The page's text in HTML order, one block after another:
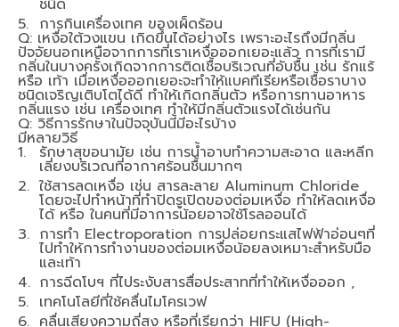
ชนิด
การกินเครื่องเทศ ของเผ็ดร้อน
Q: เหงื่อใต้วงแขน เกิดขึ้นได้อย่างไร เพราะอะไรถึงมีกลิ่น
ปัจจัยนอกเหนือจากการที่เราเหงื่อออกเยอะแล้ว การที่เรามี
กลิ่นในบางครั้งเกิดจากการติดเชื้อบริเวณที่อับชื้น เช่น รักแร้
หรือ เท้า เมื่อเหงื่อออกเยอะจะทำให้แบคทีเรียหรือเชื้อราบาง
ชนิดเจริญเติบโตได้ดี ทำให้เกิดกลิ่นตัว หรือการทานอาหาร
กลิ่นแรง เช่น เครื่องเทศ ทำให้มีกลิ่นตัวแรงได้เช่นกัน
Q: วิธีการรักษาในปัจจุบันนี้มีอะไรบ้าง
มีหลายวิธี
รักษาสุขอนามัย เช่น การน้ำอาบทำความสะอาด และหลีก
เลี่ยงบริเวณที่อากาศร้อนชื้นมากๆ
ใช้สารลดเหงื่อ เช่น สารละลาย Aluminum Chloride
โดยจะไปทำหน้าที่ทำปิดรูเปิดของต่อมเหงื่อ ทำให้ลดเหงื่อ
ได้ หรือ ในคนที่มีอาการน้อยอาจใช้โรลออนได้
การทำ Electroporation การปล่อยกระแสไฟฟ้าอ่อนๆที่
ไปทำให้การทำงานของต่อมเหงื่อน้อยลงเหมาะสำหรับมือ
และเท้า
การฉีดโบฯ ที่ไประงับสารสื่อประสาทที่ทำให้เหงื่อออก ,
เทคโนโลยีที่ใช้คลื่นไมโครเวฟ
คลื่นเสียงความถี่สูง หรือที่เรียกว่า HIFU (High-